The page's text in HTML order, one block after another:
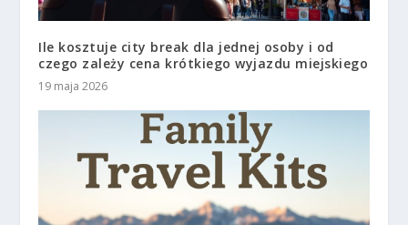
Ile kosztuje city break dla jednej osoby i od
czego zależy cena krótkiego wyjazdu miejskiego
19 maja 2026